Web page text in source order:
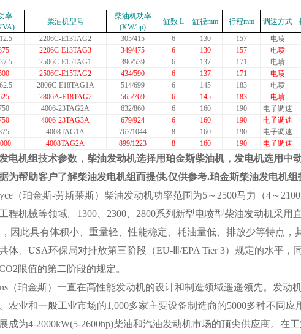
率
)
柴油机型号
柴油机功率
(KW/hp)
缸数 L 缸径mm 行程mm 调速方式
2206C-E13TAG2 305/415 6 130 157 电喷
2206C-E13TAG3 349/475 6 130 157 电喷
2506C-E15TAG1 396/539 6 137 171 电喷
2506C-E15TAG2 434/590 6 137 171 电喷
2806C-E18TAG1A 514/699 6 145 183 电喷
2806A-E18TAG2 565/769 6 145 183 电喷
4006-23TAG2A 632/860 6 160 190 电子调速
4006-23TAG3A 679/924 6 160 190 电子调速
4008TAG1A 767/1044 8 160 190 电子调速
4008TAG2A 899/1223 8 160 190 电子调速
发电机组技术参数，柴油发动机选择用珀金斯柴油机，发电机选用中动
为帮助客户了解柴油发电机组而提供,仅供参考.珀金斯柴油发电机
（珀金斯-劳斯莱斯）柴油发动机功率范围为5～2500马力（4～
程机械等领域。1300、2300、2800系列新型电喷型柴油发动机采用
因此具有体积小、重量轻、性能稳定、耗油量低、排放少等特点，
体、USA环保局对排放第三阶段（EU-Ⅲ/EPA Tier 3）规定的水平，
限值的第二阶段的规定。
（珀金斯）一直在高性能发动机的设计和制造领域遥遥领先。发动
农业和一般工业市场的1,000多家主要设备制造商的5000多种不同应
成为4-2000kW(5-2600hp)柴油和汽油发动机市场的顶尖供应商。在